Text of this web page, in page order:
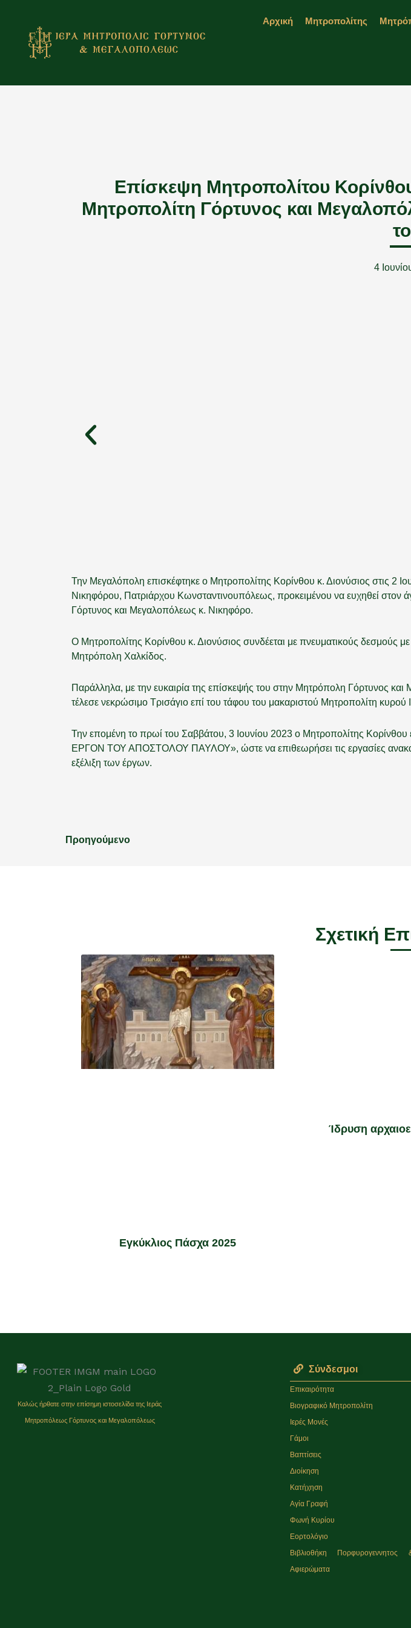
περιεχόμενο
Αρχική Μητροπολίτης
Επίσκεψη Μητροπολίτου
Μητροπολίτη Γόρτυνος και
4
Την Μεγαλόπολη επισκέφτηκε ο Μητροπολίτης Κορίνθου κ. Διονύσιος στις 2
Νικηφόρου, Πατριάρχου Κωνσταντινουπόλεως, προκειμένου να ευχηθεί στον
Γόρτυνος και Μεγαλοπόλεως κ. Νικηφόρο.
Ο Μητροπολίτης Κορίνθου κ. Διονύσιος συνδέεται με πνευματικούς
Μητρόπολη Χαλκίδος.
Παράλληλα, με την ευκαιρία της επίσκεψής του στην Μητρόπολη Γόρτυνος
τέλεσε νεκρώσιμο Τρισάγιο επί του τάφου του μακαριστού Μητροπολίτη κυρού
Την επομένη το πρωί του Σαββάτου, 3 Ιουνίου 2023 ο Μητροπολίτης
ΕΡΓΟΝ ΤΟΥ ΑΠΟΣΤΟΛΟΥ ΠΑΥΛΟΥ», ώστε να επιθεωρήσει τις εργασίες
εξέλιξη των έργων.
Προηγούμενο
Σχετική
Εγκύκλιος Πάσχα 2025
Ίδρυση
Καλώς ήρθατε στην επίσημη ιστοσελίδα της Ιεράς
Μητρoπόλεως Γόρτυνος και Μεγαλοπόλεως
Σύνδεσμοι
Επικαιρότητα
Βιογραφικό Μητροπολίτη
Ιερές Μονές
Γάμοι
Βαπτίσεις
Διοίκηση
Κατήχηση
Αγία Γραφή
Φωνή Κυρίου
Εορτολόγιο
Βιβλιοθήκη Πορφυρογεννητος
Αφιερώματα